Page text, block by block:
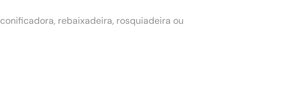
rebaixadeira, rosquiadeira ou